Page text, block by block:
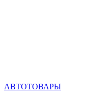
АВТОТОВАРЫ